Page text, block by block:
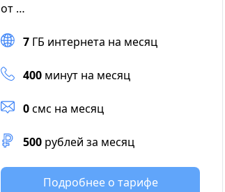
от …
7 ГБ интернета на месяц
400 минут на месяц
0смс на месяц
500 рублей за месяц
Подробнее о тарифе